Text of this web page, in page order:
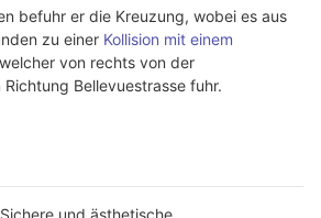
befuhr er die Kreuzung, wobei es aus
zu einer Kollision mit einem
von rechts von der
Bellevuestrasse fuhr.